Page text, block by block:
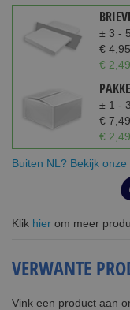
± 3 -
€ 4,95
€
± 1 -
€ 7,49
€
Buiten NL? Bekijk
Klik hier om meer
VERWANTE
Vink een product aan